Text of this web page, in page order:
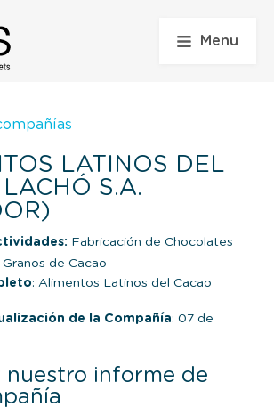
Menu
LATINOS DEL
S.A.
Fabricación de Chocolates
de Cacao
: Alimentos Latinos del Cacao
de la Compañía: 07 de
nuestro informe de